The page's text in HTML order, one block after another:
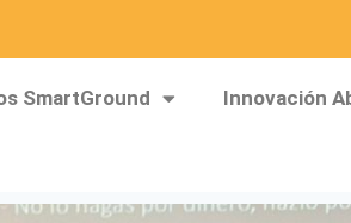
SmartGround Innovación